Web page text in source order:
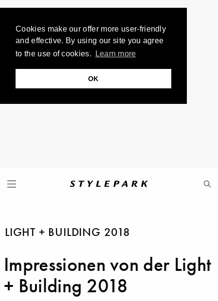
Cookies make our offer more user-friendly
and effective. By using our site you agree
to the use of cookies.
Learn more
OK
LIGHT + BUILDING 2018
Impressionen von der Light
+ Building 2018